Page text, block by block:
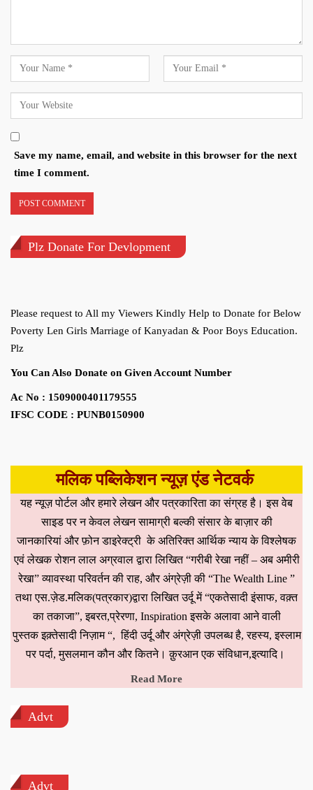
Save my name, email, and website in this browser for the next
time I comment.
Plz Donate For Devlopment
Please request to All my Viewers Kindly Help to Donate for Below
Poverty Len Girls Marriage of Kanyadan & Poor Boys Education.
Plz
You Can Also Donate on Given Account Number
Ac No : 1509000401179555
IFSC CODE : PUNB0150900
मलिक पब्लिकेशन न्यूज़ एंड नेटवर्क
यह न्यूज़ पोर्टल और हमारे लेखन और पत्रकारिता का संग्रह है। इस वेब
साइड पर न केवल लेखन सामाग्री बल्की संसार के बाज़ार की
जानकारियां और फ़ोन डाइरेक्ट्री के अतिरिक्त आर्थिक न्याय के विश्लेषक
एवं लेखक रोशन लाल अग्रवाल द्वारा लिखित “गरीबी रेखा नहीं – अब अमीरी
रेखा” व्यावस्था परिवर्तन की राह, और अंग्रेज़ी की “The Wealth Line ”
तथा एस.ज़ेड.मलिक(पत्रकार)द्वारा लिखित उर्दू में “एकतेसादी इंसाफ, वक़्त
का तकाजा”, इबरत,प्रेरणा, Inspiration इसके अलावा आने वाली
पुस्तक इक़्तेसादी निज़ाम “, हिंदी उर्दू और अंग्रेज़ी उपलब्ध है, रहस्य, इस्लाम
पर पर्दा, मुसलमान कौन और कितने। क़ुरआन एक संविधान,इत्यादि।
Read More
Advt
Advt